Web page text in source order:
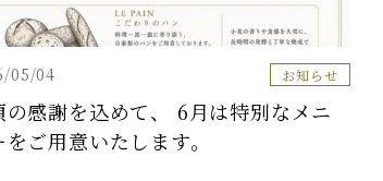
05/04 お知らせ
の感謝を込めて、 6月は特別なメニ
をご用意いたします。